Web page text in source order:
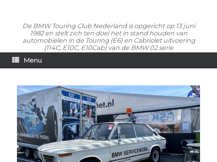
De BMW Touring Club Nederland is opgericht op 13 juni
1982 en stelt zich ten doel het in stand houden van
automobielen in de Touring (E6) en Cabriolet uitvoering
(114C, E10C, E10Cab) van de BMW 02 serie
Menu